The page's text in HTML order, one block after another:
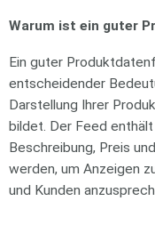
Warum ist ein guter
Ein guter
entscheidender
Darstellung Ihrer
bildet. Der Feed
Beschreibung, Preis
werden, um Anzeigen
und Kunden